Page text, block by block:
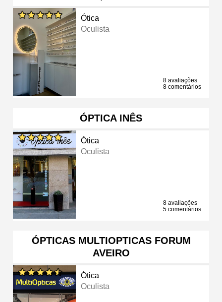
Ótica
Oculista
8 avaliações
8 comentários
ÓPTICA INÊS
Ótica
Oculista
8 avaliações
5 comentários
ÓPTICAS MULTIOPTICAS FORUM
AVEIRO
Ótica
Oculista